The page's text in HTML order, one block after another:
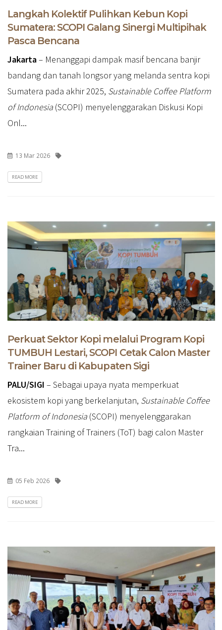
Langkah Kolektif Pulihkan Kebun Kopi
Sumatera: SCOPI Galang Sinergi Multipihak
Pasca Bencana
Jakarta– Menanggapi dampak masif bencana banjir
bandang dan tanah longsor yang melanda sentra kopi
Sumatera pada akhir 2025, Sustainable Coffee Platform
of Indonesia (SCOPI) menyelenggarakan Diskusi Kopi
Onl...
13 Mar 2026
READ MORE
Perkuat Sektor Kopi melalui Program Kopi
TUMBUH Lestari, SCOPI Cetak Calon Master
Trainer Baru di Kabupaten Sigi
PALU/SIGI – Sebagai upaya nyata memperkuat
ekosistem kopi yang berkelanjutan, Sustainable Coffee
Platform of Indonesia (SCOPI) menyelenggarakan
rangkaian Training of Trainers (ToT) bagi calon Master
Tra...
05 Feb 2026
READ MORE